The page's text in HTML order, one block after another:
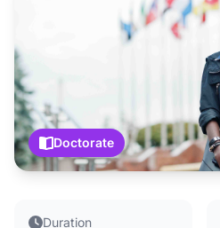
Doctorate
Duration